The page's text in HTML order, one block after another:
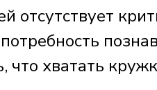
отсутствует
что хватать